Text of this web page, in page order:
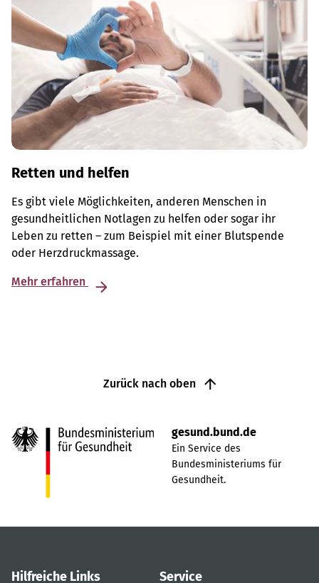
Retten und helfen
Es gibt viele Möglichkeiten, anderen Menschen in
gesundheitlichen Notlagen zu helfen oder sogar ihr
Leben zu retten – zum Beispiel mit einer Blutspende
oder Herzdruckmassage.
Mehr erfahren
Zurück nach oben
gesund.bund.de
Ein Service des
Bundesministeriums für
Gesundheit.
Hilfreiche Links Service